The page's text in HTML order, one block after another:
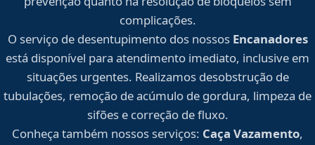
complicações.
O serviço de desentupimento dos nossos Encanadores
está disponível para atendimento imediato, inclusive em
situações urgentes. Realizamos desobstrução de
tubulações, remoção de acúmulo de gordura, limpeza de
sifões e correção de fluxo.
Conheça também nossos serviços: Caça Vazamento,